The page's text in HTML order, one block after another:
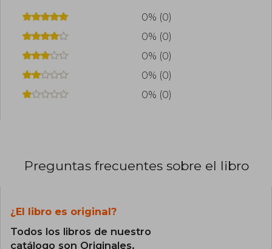
0% (0)
0% (0)
0% (0)
0% (0)
0% (0)
Preguntas frecuentes sobre el libro
¿El libro es original?
Todos los libros de nuestro
catálogo son Originales.